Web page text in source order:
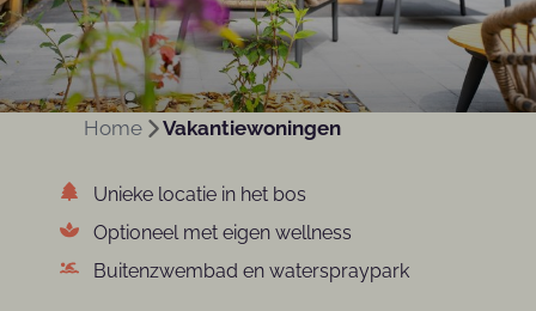
Home Vakantiewoningen
Unieke locatie in het bos
Optioneel met eigen wellness
Buitenzwembad en waterspraypark